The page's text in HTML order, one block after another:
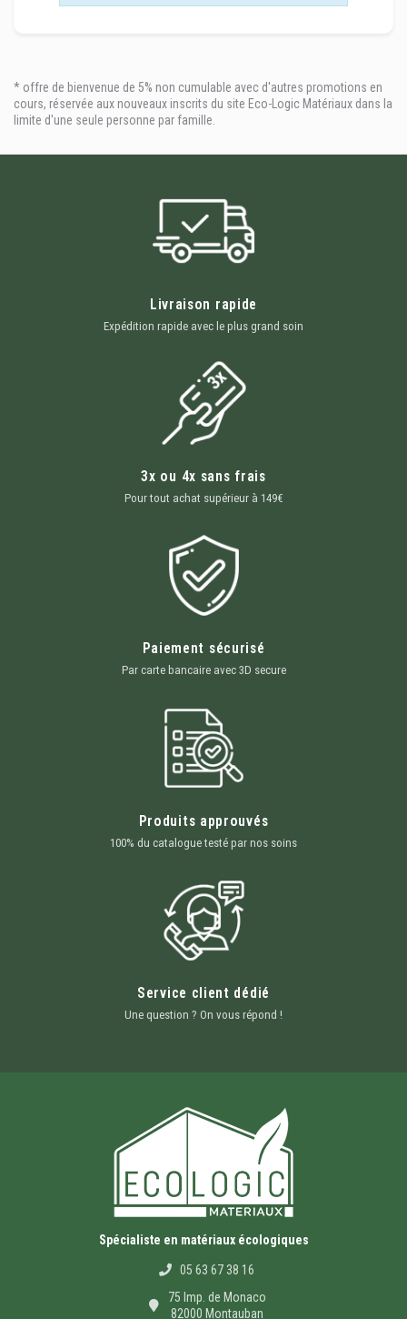
* offre de bienvenue de 5% non cumulable avec d'autres promotions en
cours, réservée aux nouveaux inscrits du site Eco-Logic Matériaux dans la
limite d'une seule personne par famille.
Livraison rapide
Expédition rapide avec le plus grand soin
3x ou 4x sans frais
Pour tout achat supérieur à 149€
Paiement sécurisé
Par carte bancaire avec 3D secure
Produits approuvés
100% du catalogue testé par nos soins
Service client dédié
Une question ? On vous répond !
Spécialiste en matériaux écologiques
05 63 67 38 16
75 Imp. de Monaco
82000 Montauban